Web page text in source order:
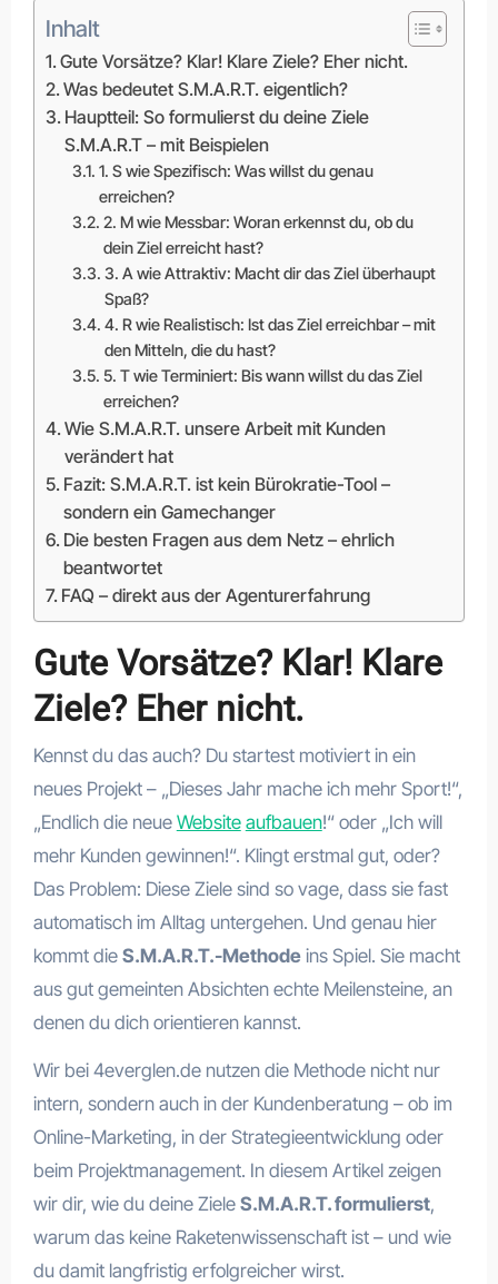
Inhalt
Gute Vorsätze? Klar! Klare Ziele? Eher nicht.
Was bedeutet S.M.A.R.T. eigentlich?
Hauptteil: So formulierst du deine Ziele
S.M.A.R.T – mit Beispielen
1. S wie Spezifisch: Was willst du genau
erreichen?
2. M wie Messbar: Woran erkennst du, ob du
dein Ziel erreicht hast?
3. A wie Attraktiv: Macht dir das Ziel überhaupt
Spaß?
4. R wie Realistisch: Ist das Ziel erreichbar – mit
den Mitteln, die du hast?
5. T wie Terminiert: Bis wann willst du das Ziel
erreichen?
Wie S.M.A.R.T. unsere Arbeit mit Kunden
verändert hat
Fazit: S.M.A.R.T. ist kein Bürokratie-Tool –
sondern ein Gamechanger
Die besten Fragen aus dem Netz – ehrlich
beantwortet
FAQ – direkt aus der Agenturerfahrung
Gute Vorsätze? Klar! Klare
Ziele? Eher nicht.
Kennst du das auch? Du startest motiviert in ein
neues Projekt – „Dieses Jahr mache ich mehr Sport!“,
„Endlich die neue Website aufbauen!“ oder „Ich will
mehr Kunden gewinnen!“. Klingt erstmal gut, oder?
Das Problem: Diese Ziele sind so vage, dass sie fast
automatisch im Alltag untergehen. Und genau hier
kommt die S.M.A.R.T.-Methodeins Spiel. Sie macht
aus gut gemeinten Absichten echte Meilensteine, an
denen du dich orientieren kannst.
Wir bei 4everglen.de nutzen die Methode nicht nur
intern, sondern auch in der Kundenberatung – ob im
Online-Marketing, in der Strategieentwicklung oder
beim Projektmanagement. In diesem Artikel zeigen
wir dir, wie du deine Ziele S.M.A.R.T. formulierst,
warum das keine Raketenwissenschaft ist – und wie
du damit langfristig erfolgreicher wirst.